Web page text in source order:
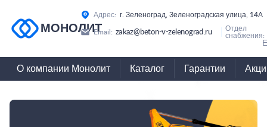
МОНОЛИТ
Адрес: г. Зеленоград, Зеленоградская улица, 14А
Email: zakaz@beton-v-zelenograd.ru
Отдел
снабжения:
О компании Монолит Каталог Гарантии